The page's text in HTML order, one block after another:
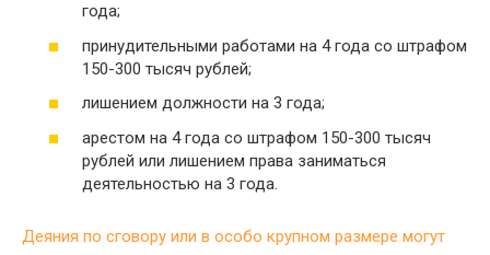
года;
принудительными работами на 4 года со штрафом
150-300 тысяч рублей;
лишением должности на 3 года;
арестом на 4 года со штрафом 150-300 тысяч
рублей или лишением права заниматься
деятельностью на 3 года.
Деяния по сговору или в особо крупном размере могут